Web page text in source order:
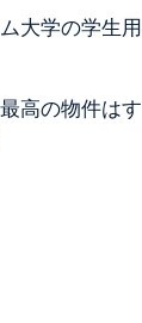
大学の学生
高の物件は